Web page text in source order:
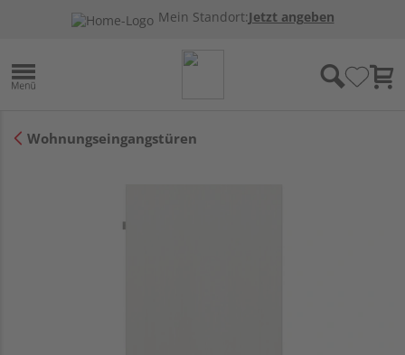
Mein Standort:Jetzt angeben
Wohnungseingangstüren